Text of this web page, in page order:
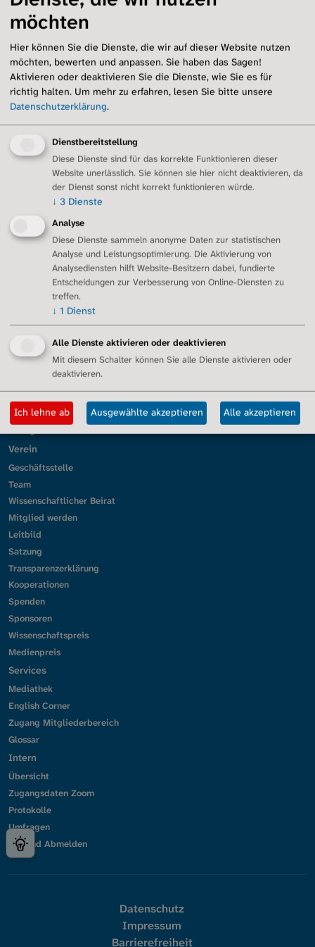
Übersicht
Selbstfürsorge
Sauerstoff und Technik
Inhalationen und Hilfsmittel
Arzt-Patienten-Beziehung
Angehörige
Schlafapnoen
Ernährung
Notfall und Notfalldose
Sozialleistungen
Palliativversorgung
Übersicht
Berlin/Brandenburg
Erftstadt/Euskirchen
Essen/Duisburg
Gütersloh/Ostwestfalen
Lörrach und Südbaden
Mittelhessen
Ober-/Mittel-/Unterfranken
Verein
Geschäftsstelle
Team
Wissenschaftlicher Beirat
Mitglied werden
Leitbild
Satzung
Transparenzerklärung
Kooperationen
Spenden
Sponsoren
Wissenschaftspreis
Medienpreis
Services
Mediathek
English Corner
Zugang Mitgliederbereich
Glossar
Intern
Übersicht
Zugangsdaten Zoom
Protokolle
Umfragen
An- und Abmelden
Datenschutz
Impressum
Barrierefreiheit
möchten
Hier können Sie die Dienste, die wir auf dieser Website nutzen
möchten, bewerten und anpassen. Sie haben das Sagen!
Aktivieren oder deaktivieren Sie die Dienste, wie Sie es für
richtig halten. Um mehr zu erfahren, lesen Sie bitte unsere
Datenschutzerklärung.
Dienstbereitstellung
Diese Dienste sind für das korrekte Funktionieren dieser
Website unerlässlich. Sie können sie hier nicht deaktivieren, da
der Dienst sonst nicht korrekt funktionieren würde.
↓ 3 Dienste
Analyse
Diese Dienste sammeln anonyme Daten zur statistischen
Analyse und Leistungsoptimierung. Die Aktivierung von
Analysediensten hilft Website-Besitzern dabei, fundierte
Entscheidungen zur Verbesserung von Online-Diensten zu
treffen.
↓ 1 Dienst
Alle Dienste aktivieren oder deaktivieren
Mit diesem Schalter können Sie alle Dienste aktivieren oder
deaktivieren.
Ich lehne ab Ausgewählte akzeptieren Alle akzeptieren